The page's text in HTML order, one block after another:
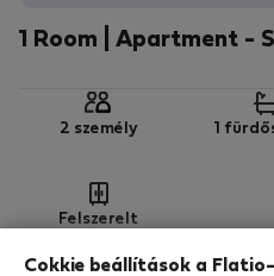
1 Room | Apartment -
2 személy 1
Felszerelt
Cokkie beállítások a